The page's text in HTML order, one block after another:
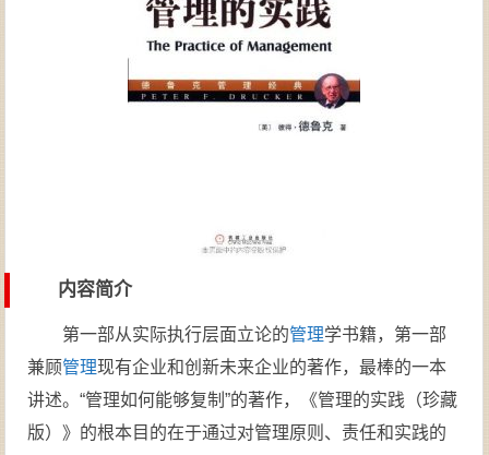
内容简介
第一部从实际执行层面立论的管理学书籍，第一部
兼顾管理现有企业和创新未来企业的著作，最棒的一本
讲述。“管理如何能够复制”的著作，《管理的实践（珍藏
版）》的根本目的在于通过对管理原则、责任和实践的